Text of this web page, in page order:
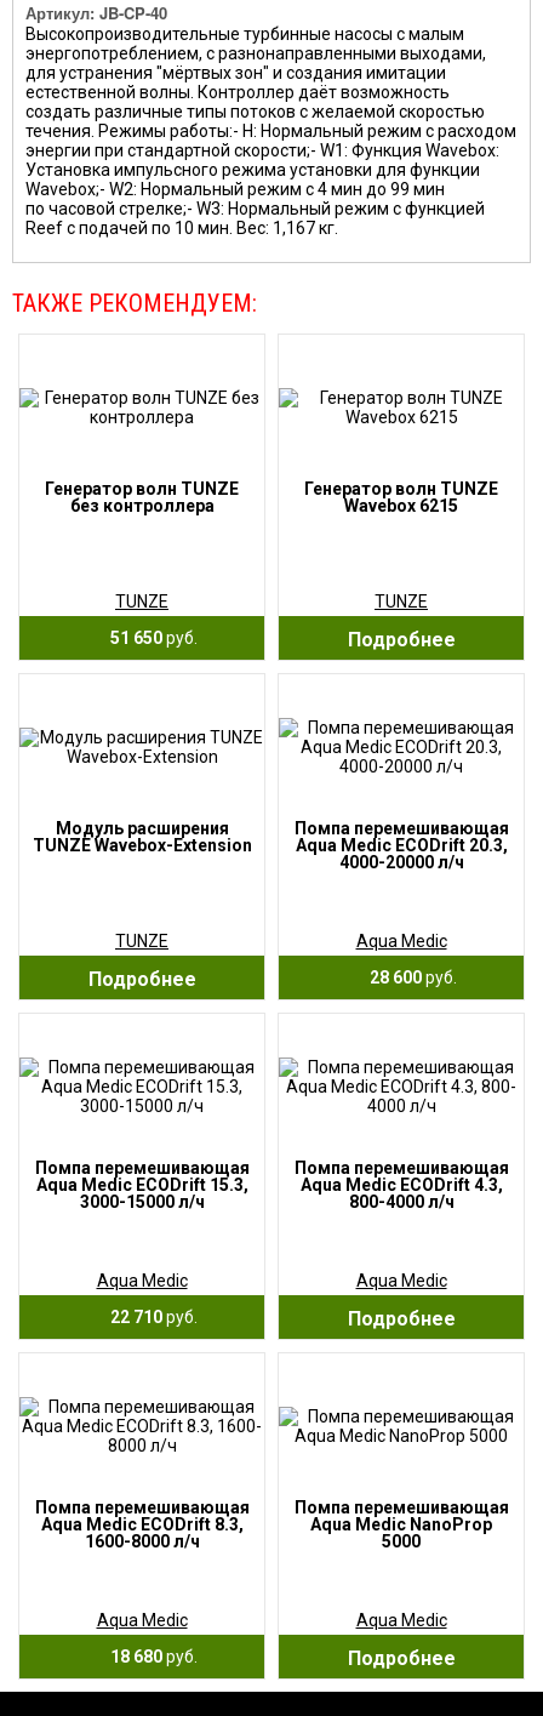
Артикул: JB-CP-40
Высокопроизводительные турбинные насосы с малым
энергопотреблением, с разнонаправленными выходами,
для устранения "мёртвых зон" и создания имитации
естественной волны. Контроллер даёт возможность
создать различные типы потоков с желаемой скоростью
течения. Режимы работы:- H: Нормальный режим с расходом
энергии при стандартной скорости;- W1: Функция Wavebox:
Установка импульсного режима установки для функции
Wavebox;- W2: Нормальный режим с 4 мин до 99 мин
по часовой стрелке;- W3: Нормальный режим с функцией
Reef с подачей по 10 мин. Вес: 1,167 кг.
ТАКЖЕ РЕКОМЕНДУЕМ:
Генератор волн TUNZE
без контроллера
TUNZE
51 650руб.
Генератор волн TUNZE
Wavebox 6215
TUNZE
Подробнее
Модуль расширения
TUNZE Wavebox-Extension
TUNZE
Подробнее
Помпа перемешивающая
Aqua Medic ECODrift 20.3,
4000-20000 л/ч
Aqua Medic
28 600руб.
Помпа перемешивающая
Aqua Medic ECODrift 15.3,
3000-15000 л/ч
Aqua Medic
22 710руб.
Помпа перемешивающая
Aqua Medic ECODrift 4.3,
800-4000 л/ч
Aqua Medic
Подробнее
Помпа перемешивающая
Aqua Medic ECODrift 8.3,
1600-8000 л/ч
Aqua Medic
18 680руб.
Помпа перемешивающая
Aqua Medic NanoProp
5000
Aqua Medic
Подробнее